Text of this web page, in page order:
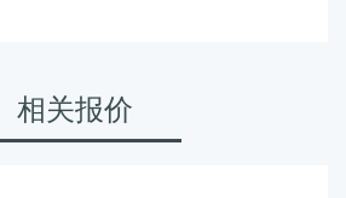
相关报价